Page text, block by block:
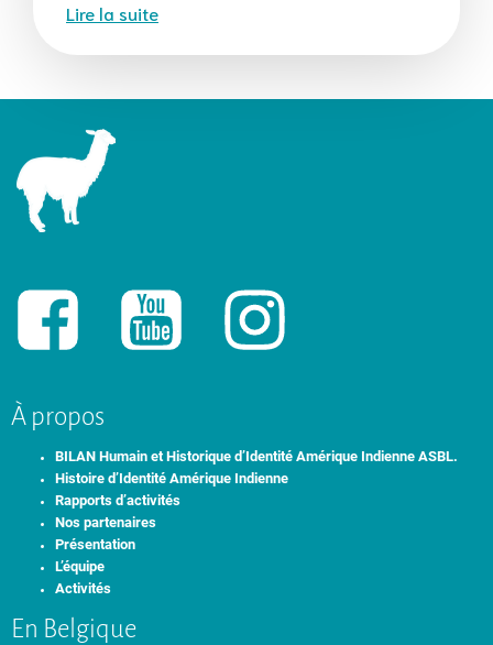
Lire la suite
À propos
BILAN Humain et Historique d’Identité Amérique Indienne ASBL.
Histoire d’Identité Amérique Indienne
Rapports d’activités
Nos partenaires
Présentation
L’équipe
Activités
En Belgique